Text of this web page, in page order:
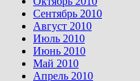
Сентябрь 2010
Август 2010
Июль 2010
Июнь 2010
Май 2010
Апрель 2010